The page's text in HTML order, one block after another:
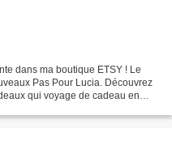
dans ma boutique ETSY ! Le
Pas Pour Lucia. Découvrez
qui voyage de cadeau en